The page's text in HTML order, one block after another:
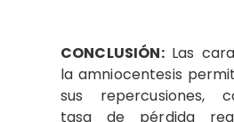
CONCLUSIÓN:Las
la amniocentesis
sus repercusiones,
tasa de pérdida